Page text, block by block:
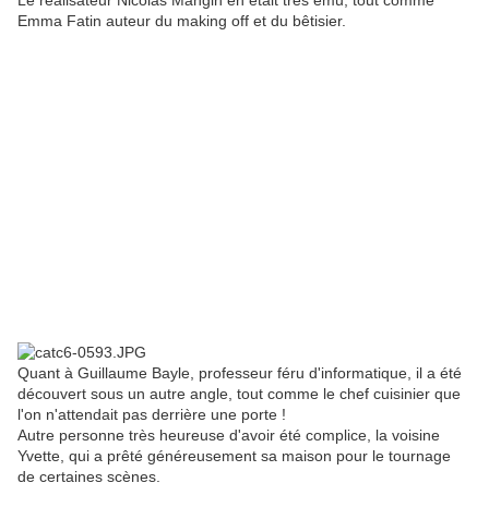
Emma Fatin auteur du making off et du bêtisier.
Quant à Guillaume Bayle, professeur féru d'informatique, il a été
découvert sous un autre angle, tout comme le chef cuisinier que
l'on n'attendait pas derrière une porte !
Autre personne très heureuse d'avoir été complice, la voisine
Yvette, qui a prêté généreusement sa maison pour le tournage
de certaines scènes.